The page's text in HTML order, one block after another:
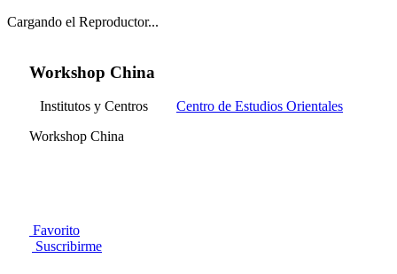
Cargando el Reproductor...
Workshop China
Institutos y Centros
Centro de Estudios Orientales
Workshop China
Favorito
Suscribirme